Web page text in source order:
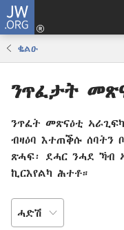
JW.ORG
ቈልዑ
ንጥፈታት
ንጥፈት መጽናዕቲ
ብዛዕባ እተጠቕሱ
ጽሓፍ፡ ደሓር ንሓደ ኻብ
ኪርእየልካ ሕተቶ።
ስራዕ